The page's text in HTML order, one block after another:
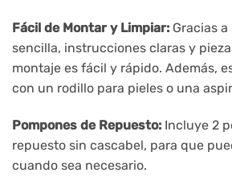
Fácil de Montar y Limpiar: Gracias
sencilla, instrucciones claras y
montaje es fácil y rápido. Además,
con un rodillo para pieles o una
Pompones de Repuesto: Incluye 2
repuesto sin cascabel, para que
cuando sea necesario.